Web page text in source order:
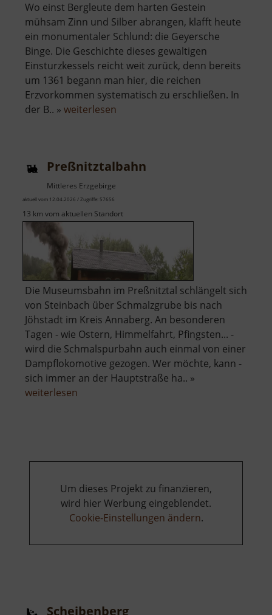
Wo einst Bergleute dem harten Gestein
mühsam Zinn und Silber abrangen, klafft heute
ein monumentaler Schlund: die Geyersche
Binge. Die Geschichte dieses gewaltigen
Einsturzkessels reicht weit zurück, denn bereits
um 1361 begann man hier, die reichen
Erzvorkommen systematisch zu erschließen. In
der B.. » weiterlesen
Preßnitztalbahn
Mittleres Erzgebirge
aktuell vom 12.04.2026 / Zugriffe: 57656
13 km vom aktuellen Standort
Die Museumsbahn im Preßnitztal schlängelt sich
von Steinbach über Schmalzgrube bis nach
Jöhstadt im Kreis Annaberg. An besonderen
Tagen - wie Ostern, Himmelfahrt, Pfingsten... -
wird die Schmalspurbahn auch einmal von einer
Dampflokomotive gezogen. Wer möchte, kann -
sich immer an der Hauptstraße ha.. »
weiterlesen
Um dieses Projekt zu finanzieren,
wird hier Werbung eingeblendet.
Cookie-Einstellungen ändern.
Scheibenberg